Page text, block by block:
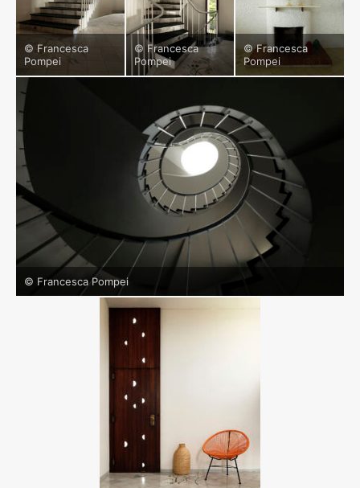
© Francesca
Pompei
© Francesca
Pompei
© Francesca
Pompei
© Francesca Pompei